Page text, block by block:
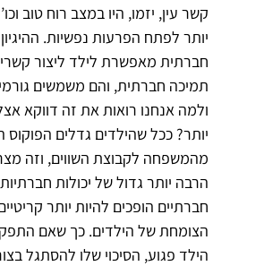
קשר עין, יזמו, היו במצב רוח טוב
יותר לפתח הפרעות נפשיות.
חברתית מאפשרת לילד ליצור
תמיכה חברתית, והם משמשים
ולמה אנחנו רואות את זה דווקא
יותר? ככל שהילדים גדלים הפוקוס
מהמשפחה לקבוצת השווים, וזה
הרבה יותר גדול של יכולות
חברתיים הופכים להיות יותר
הצומחת של הילדים. כך שאם
הילד פגוע, הסיכוי שלו להסתגל